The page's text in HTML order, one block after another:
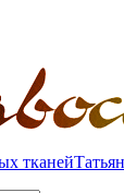
тканей